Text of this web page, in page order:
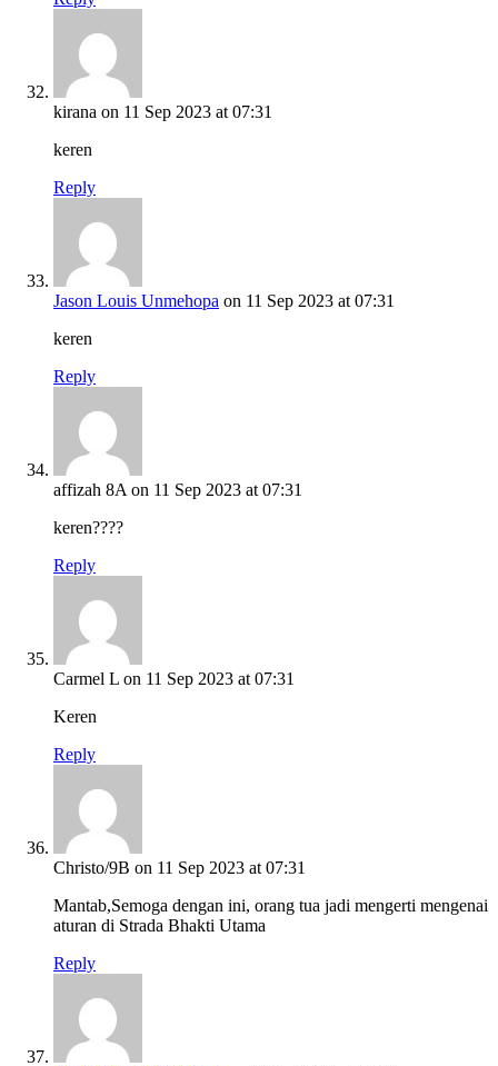
kirana on 11 Sep 2023 at 07:31
keren
Reply
Jason Louis Unmehopa on 11 Sep 2023 at 07:31
keren
Reply
affizah 8A on 11 Sep 2023 at 07:31
keren????
Reply
Carmel L on 11 Sep 2023 at 07:31
Keren
Reply
Christo/9B on 11 Sep 2023 at 07:31
Mantab,Semoga dengan ini, orang tua jadi mengerti mengenai
aturan di Strada Bhakti Utama
Reply